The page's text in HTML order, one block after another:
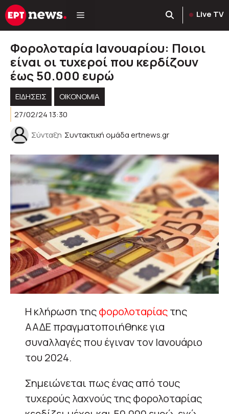
Μετάβαση
σε
Live TV
Φορολοταρία Ιανουαρίου: Ποιοι
είναι οι τυχεροί που κερδίζουν
έως 50.000 ευρώ
ΕΙΔΗΣΕΙΣ
ΟΙΚΟΝΟΜΙΑ
27/02/24 13:30
Σύνταξη Συντακτική ομάδα ertnews.gr
Η κλήρωση τηςφορολοταρίαςτης
ΑΑΔΕ πραγματοποιήθηκε για
συναλλαγές που έγιναν τον Ιανουάριο
του 2024.
Σημειώνεται πως ένας από τους
τυχερούς λαχνούς της φορολοταρίας